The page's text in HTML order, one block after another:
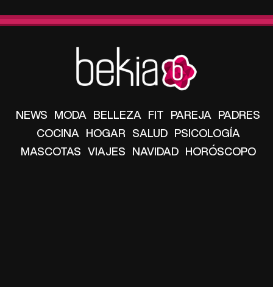
NEWS MODA BELLEZA FIT PAREJA PADRES
COCINA HOGAR SALUD PSICOLOGÍA
MASCOTAS VIAJES NAVIDAD HORÓSCOPO